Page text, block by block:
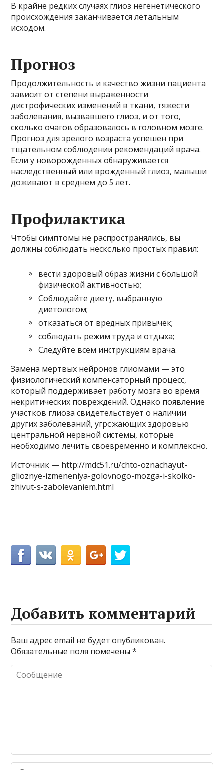
В крайне редких случаях глиоз негенетического
происхождения заканчивается летальным
исходом.
Прогноз
Продолжительность и качество жизни пациента
зависит от степени выраженности
дистрофических изменений в ткани, тяжести
заболевания, вызвавшего глиоз, и от того,
сколько очагов образовалось в головном мозге.
Прогноз для зрелого возраста успешен при
тщательном соблюдении рекомендаций врача.
Если у новорожденных обнаруживается
наследственный или врожденный глиоз, малыши
доживают в среднем до 5 лет.
Профилактика
Чтобы симптомы не распространялись, вы
должны соблюдать несколько простых правил:
вести здоровый образ жизни с большой
физической активностью;
Соблюдайте диету, выбранную
диетологом;
отказаться от вредных привычек;
соблюдать режим труда и отдыха;
Следуйте всем инструкциям врача.
Замена мертвых нейронов глиомами — это
физиологический компенсаторный процесс,
который поддерживает работу мозга во время
некритических повреждений. Однако появление
участков глиоза свидетельствует о наличии
других заболеваний, угрожающих здоровью
центральной нервной системы, которые
необходимо лечить своевременно и комплексно.
Источник — http://mdc51.ru/chto-oznachayut-
glioznye-izmeneniya-golovnogo-mozga-i-skolko-
zhivut-s-zabolevaniem.html
Добавить комментарий
Ваш адрес email не будет опубликован.
Обязательные поля помечены*